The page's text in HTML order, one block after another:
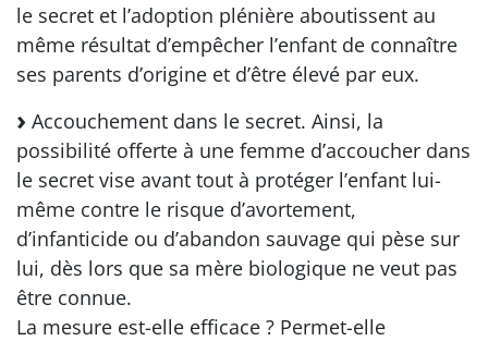
le secret et l’adoption plénière aboutissent au
même résultat d’empêcher l’enfant de connaître
ses parents d’origine et d’être élevé par eux.
Accouchement dans le secret. Ainsi, la
possibilité offerte à une femme d’accoucher dans
le secret vise avant tout à protéger l’enfant lui-
même contre le risque d’avortement,
d’infanticide ou d’abandon sauvage qui pèse sur
lui, dès lors que sa mère biologique ne veut pas
être connue.
La mesure est-elle efficace ? Permet-elle